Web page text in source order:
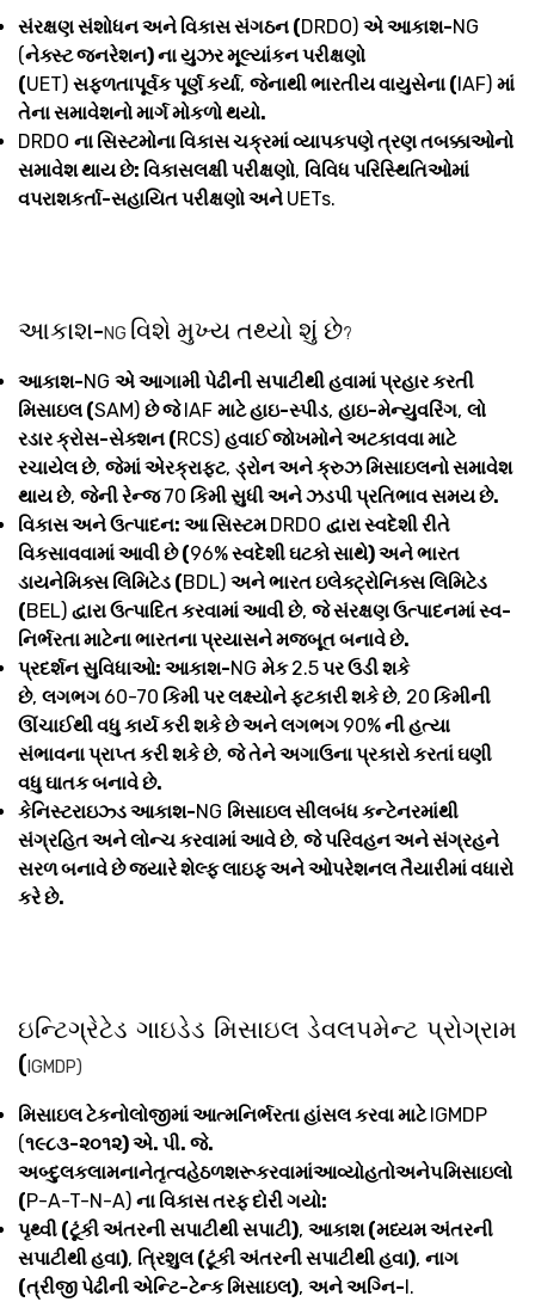
સંરક્ષણ સંશોધન અને વિકાસ સંગઠન (DRDO) એ આકાશ-NG
(નેક્સ્ટ જનરેશન) ના યુઝર મૂલ્યાંકન પરીક્ષણો
(UET) સફળતાપૂર્વક પૂર્ણ કર્યા, જેનાથી ભારતીય વાયુસેના (IAF) માં
તેના સમાવેશનો માર્ગ મોકળો થયો.
DRDO ના સિસ્ટમોના વિકાસ ચક્રમાં વ્યાપકપણે ત્રણ તબક્કાઓનો
સમાવેશ થાય છે: વિકાસલક્ષી પરીક્ષણો, વિવિધ પરિસ્થિતિઓમાં
વપરાશકર્તા-સહાયિત પરીક્ષણો અને UETs.
આકાશ-NG વિશે મુખ્ય તથ્યો શું છે?
આકાશ-NG એ આગામી પેઢીની સપાટીથી હવામાં પ્રહાર કરતી
મિસાઇલ (SAM) છે જેIAF માટે હાઇ-સ્પીડ, હાઇ-મેન્યુવરિંગ, લો
રડાર ક્રોસ-સેક્શન (RCS) હવાઈ જોખમોને અટકાવવા માટે
રચાયેલ છે, જેમાં એરક્રાફ્ટ, ડ્રોન અને ક્રુઝ મિસાઇલનો સમાવેશ
થાય છે, જેની રેન્જ70 કિમી સુધી અને ઝડપી પ્રતિભાવ સમય છે.
વિકાસ અને ઉત્પાદન: આ સિસ્ટમDRDO દ્વારા સ્વદેશી રીતે
વિકસાવવામાં આવી છે (96%સ્વદેશી ઘટકો સાથે) અને ભારત
ડાયનેમિક્સ લિમિટેડ (BDL) અને ભારત ઇલેક્ટ્રોનિક્સ લિમિટેડ
(BEL) દ્વારા ઉત્પાદિત કરવામાં આવી છે, જે સંરક્ષણ ઉત્પાદનમાં સ્વ-
નિર્ભરતા માટેના ભારતના પ્રયાસને મજબૂત બનાવે છે.
પ્રદર્શન સુવિધાઓ: આકાશ-NG મેક2.5પર ઉડી શકે
છે, લગભગ 60-70 કિમી પર લક્ષ્યોને ફટકારી શકે છે, 20 કિમીની
ઊંચાઈથી વધુ કાર્ય કરી શકે છે અને લગભગ 90%ની હત્યા
સંભાવના પ્રાપ્ત કરી શકે છે, જે તેને અગાઉના પ્રકારો કરતાં ઘણી
વધુ ઘાતક બનાવે છે.
કેનિસ્ટરાઇઝ્ડ આકાશ-NG મિસાઇલ સીલબંધ કન્ટેનરમાંથી
સંગ્રહિત અને લોન્ચ કરવામાં આવે છે, જે પરિવહન અને સંગ્રહને
સરળ બનાવે છે જ્યારે શેલ્ફ લાઇફ અને ઓપરેશનલ તૈયારીમાં વધારો
કરે છે.
ઇન્ટિગ્રેટેડ ગાઇડેડ મિસાઇલ ડેવલપમેન્ટ પ્રોગ્રામ
( IGMDP)
મિસાઇલ ટેકનોલોજીમાં આત્મનિર્ભરતા હાંસલ કરવા માટેIGMDP
(૧૯૮૩-૨૦૧૨) એ. પી. જે.
અબ્દુલકલામનાનેતૃત્વહેઠળશરૂકરવામાંઆવ્યોહતોઅને૫મિસાઇલો
(P-A-T-N-A) ના વિકાસ તરફ દોરી ગયો:
પૃથ્વી (ટૂંકી અંતરની સપાટીથી સપાટી), આકાશ (મધ્યમ અંતરની
સપાટીથી હવા), ત્રિશુલ (ટૂંકી અંતરની સપાટીથી હવા), નાગ
(ત્રીજી પેઢીની એન્ટિ-ટેન્ક મિસાઇલ), અને અગ્નિ-I.